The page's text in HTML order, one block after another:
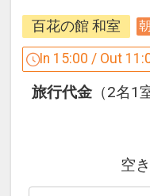
【早３０割】
早期予約限定！
お得です。
す。
２９日前以降
人数、おとな
件・内容 等）
百花の館 和室 朝
In 15:00 / Out
旅行代金 （2名
空き